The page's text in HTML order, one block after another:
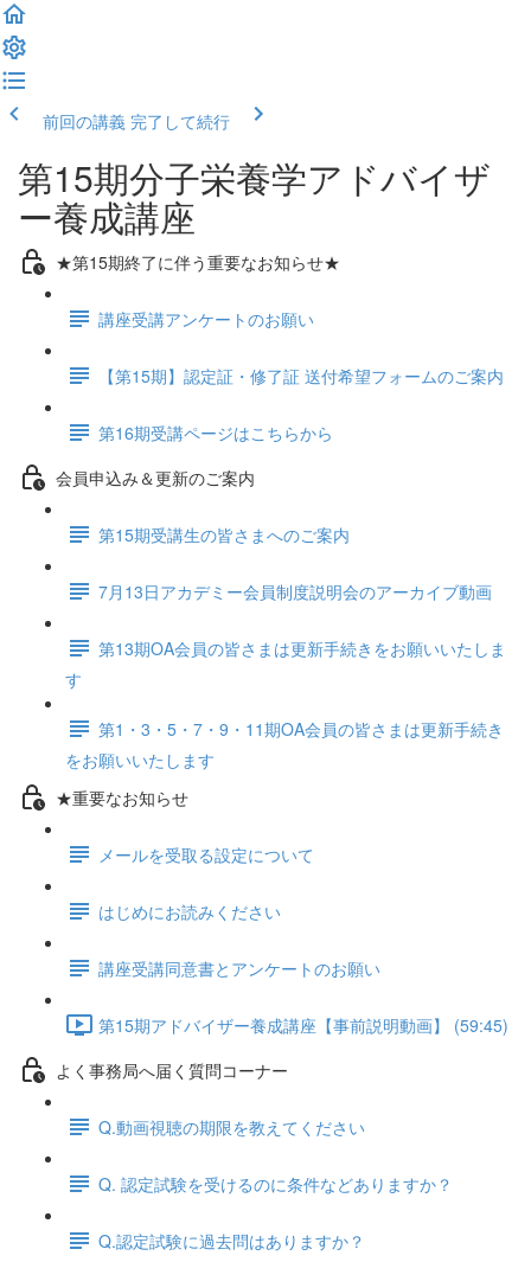
前回の講義 完了して続行
第15期分子栄養学アドバイザ
ー養成講座
★第15期終了に伴う重要なお知らせ★
講座受講アンケートのお願い
【第15期】認定証・修了証 送付希望フォームのご案内
第16期受講ページはこちらから
会員申込み＆更新のご案内
第15期受講生の皆さまへのご案内
7月13日アカデミー会員制度説明会のアーカイブ動画
第13期OA会員の皆さまは更新手続きをお願いいたしま
す
第1・3・5・7・9・11期OA会員の皆さまは更新手続き
をお願いいたします
★重要なお知らせ
メールを受取る設定について
はじめにお読みください
講座受講同意書とアンケートのお願い
第15期アドバイザー養成講座【事前説明動画】 (59:45)
よく事務局へ届く質問コーナー
Q.動画視聴の期限を教えてください
Q. 認定試験を受けるのに条件などありますか？
Q.認定試験に過去問はありますか？